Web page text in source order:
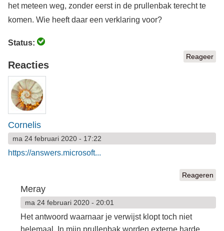
het meteen weg, zonder eerst in de prullenbak terecht te
komen. Wie heeft daar een verklaring voor?
Status:
Reageer
Reacties
Cornelis
ma 24 februari 2020 - 17:22
https://answers.microsoft...
Reageren
Meray
ma 24 februari 2020 - 20:01
Het antwoord waarnaar je verwijst klopt toch niet
helemaal. In mijn prullenbak worden externe harde